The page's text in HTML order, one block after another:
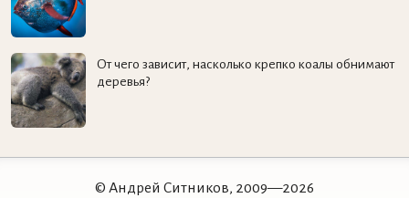
От чего зависит, насколько крепко коалы обнимают
деревья?
© Андрей Ситников, 2009—2026